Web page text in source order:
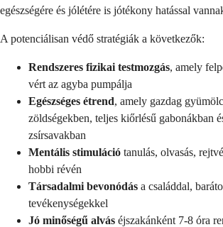
egészségére és jólétére is jótékony hatással
A potenciálisan védő stratégiák a következők:
Rendszeres fizikai testmozgás, amely
vért az agyba pumpálja
Egészséges étrend, amely gazdag
zöldségekben, teljes kiőrlésű gabonákban
zsírsavakban
Mentális stimuláció tanulás, olvasás,
hobbi révén
Társadalmi bevonódás a családdal,
tevékenységekkel
Jó minőségű alvás éjszakánként 7-8 óra